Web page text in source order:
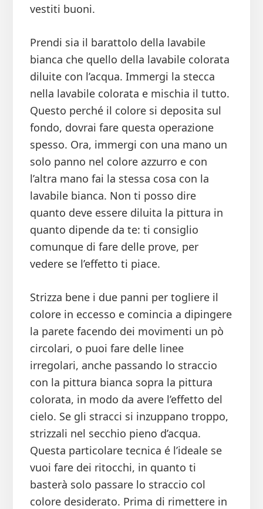
vestiti buoni.
Prendi sia il barattolo della lavabile
bianca che quello della lavabile colorata
diluite con l’acqua. Immergi la stecca
nella lavabile colorata e mischia il tutto.
Questo perché il colore si deposita sul
fondo, dovrai fare questa operazione
spesso. Ora, immergi con una mano un
solo panno nel colore azzurro e con
l’altra mano fai la stessa cosa con la
lavabile bianca. Non ti posso dire
quanto deve essere diluita la pittura in
quanto dipende da te: ti consiglio
comunque di fare delle prove, per
vedere se l’effetto ti piace.
Strizza bene i due panni per togliere il
colore in eccesso e comincia a dipingere
la parete facendo dei movimenti un pò
circolari, o puoi fare delle linee
irregolari, anche passando lo straccio
con la pittura bianca sopra la pittura
colorata, in modo da avere l’effetto del
cielo. Se gli stracci si inzuppano troppo,
strizzali nel secchio pieno d’acqua.
Questa particolare tecnica é l’ideale se
vuoi fare dei ritocchi, in quanto ti
basterà solo passare lo straccio col
colore desiderato. Prima di rimettere in